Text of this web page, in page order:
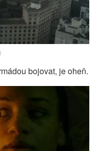
bojovat, je oheň.